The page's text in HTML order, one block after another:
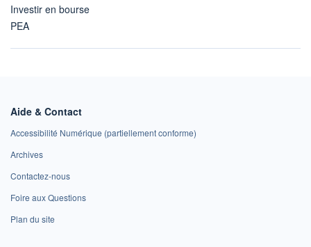
Investir en bourse
PEA
Aide & Contact
Accessibilité Numérique (partiellement conforme)
Archives
Contactez-nous
Foire aux Questions
Plan du site